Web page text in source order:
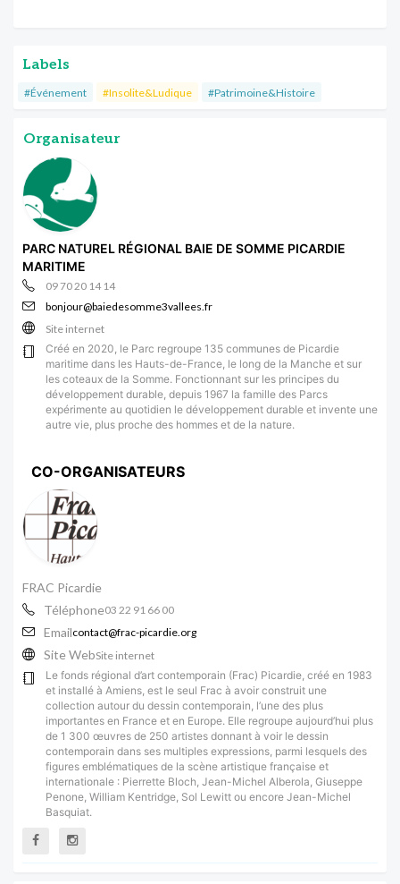
Labels
#Événement #Insolite&Ludique #Patrimoine&Histoire
Organisateur
PARC NATUREL RÉGIONAL BAIE DE SOMME PICARDIE
MARITIME
09 70 20 14 14
bonjour@baiedesomme3vallees.fr
Site internet
Créé en 2020, le Parc regroupe 135 communes de Picardie
maritime dans les Hauts-de-France, le long de la Manche et sur
les coteaux de la Somme. Fonctionnant sur les principes du
développement durable, depuis 1967 la famille des Parcs
expérimente au quotidien le développement durable et invente une
autre vie, plus proche des hommes et de la nature.
CO-ORGANISATEURS
FRAC Picardie
Téléphone03 22 91 66 00
Emailcontact@frac-picardie.org
Site WebSite internet
Le fonds régional d’art contemporain (Frac) Picardie, créé en 1983
et installé à Amiens, est le seul Frac à avoir construit une
collection autour du dessin contemporain, l’une des plus
importantes en France et en Europe. Elle regroupe aujourd’hui plus
de 1 300 œuvres de 250 artistes donnant à voir le dessin
contemporain dans ses multiples expressions, parmi lesquels des
figures emblématiques de la scène artistique française et
internationale : Pierrette Bloch, Jean-Michel Alberola, Giuseppe
Penone, William Kentridge, Sol Lewitt ou encore Jean-Michel
Basquiat.